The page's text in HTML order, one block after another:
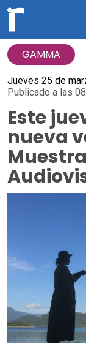
GAMMA
Jueves 25 de
Publicado a las
Este
nueva